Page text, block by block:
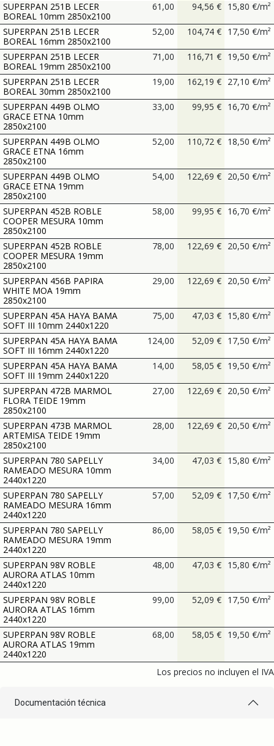
SUPERPAN 251B LECER
BOREAL 10mm 2850x2100
61,00 94,56 € 15,80 €/m²
SUPERPAN 251B LECER
BOREAL 16mm 2850x2100
52,00 104,74 € 17,50 €/m²
SUPERPAN 251B LECER
BOREAL 19mm 2850x2100
71,00 116,71 € 19,50 €/m²
SUPERPAN 251B LECER
BOREAL 30mm 2850x2100
19,00 162,19 € 27,10 €/m²
SUPERPAN 449B OLMO
GRACE ETNA 10mm
2850x2100
33,00 99,95 € 16,70 €/m²
SUPERPAN 449B OLMO
GRACE ETNA 16mm
2850x2100
52,00 110,72 € 18,50 €/m²
SUPERPAN 449B OLMO
GRACE ETNA 19mm
2850x2100
54,00 122,69 € 20,50 €/m²
SUPERPAN 452B ROBLE
COOPER MESURA 10mm
2850x2100
58,00 99,95 € 16,70 €/m²
SUPERPAN 452B ROBLE
COOPER MESURA 19mm
2850x2100
78,00 122,69 € 20,50 €/m²
SUPERPAN 456B PAPIRA
WHITE MOA 19mm
2850x2100
29,00 122,69 € 20,50 €/m²
SUPERPAN 45A HAYA BAMA
SOFT III 10mm 2440x1220
75,00 47,03 € 15,80 €/m²
SUPERPAN 45A HAYA BAMA
SOFT III 16mm 2440x1220
124,00 52,09 € 17,50 €/m²
SUPERPAN 45A HAYA BAMA
SOFT III 19mm 2440x1220
14,00 58,05 € 19,50 €/m²
SUPERPAN 472B MARMOL
FLORA TEIDE 19mm
2850x2100
27,00 122,69 € 20,50 €/m²
SUPERPAN 473B MARMOL
ARTEMISA TEIDE 19mm
2850x2100
28,00 122,69 € 20,50 €/m²
SUPERPAN 780 SAPELLY
RAMEADO MESURA 10mm
2440x1220
34,00 47,03 € 15,80 €/m²
SUPERPAN 780 SAPELLY
RAMEADO MESURA 16mm
2440x1220
57,00 52,09 € 17,50 €/m²
SUPERPAN 780 SAPELLY
RAMEADO MESURA 19mm
2440x1220
86,00 58,05 € 19,50 €/m²
SUPERPAN 98V ROBLE
AURORA ATLAS 10mm
2440x1220
48,00 47,03 € 15,80 €/m²
SUPERPAN 98V ROBLE
AURORA ATLAS 16mm
2440x1220
99,00 52,09 € 17,50 €/m²
SUPERPAN 98V ROBLE
AURORA ATLAS 19mm
2440x1220
68,00 58,05 € 19,50 €/m²
Los precios no incluyen el IVA
Documentación técnica